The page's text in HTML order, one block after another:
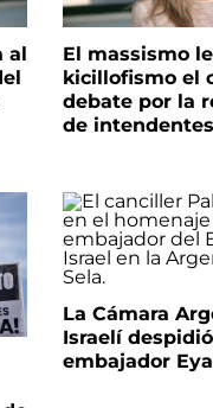
al
El massismo
kicillofismo el
debate por la
de
La Cámara
Israelí
embajador